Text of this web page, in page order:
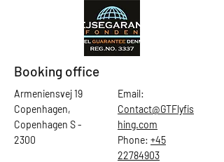
Booking office
Armeniensvej 19
Copenhagen,
Copenhagen S -
2300
Email:
Contact@GTFlyfis
hing.com
Phone: +45
22784903